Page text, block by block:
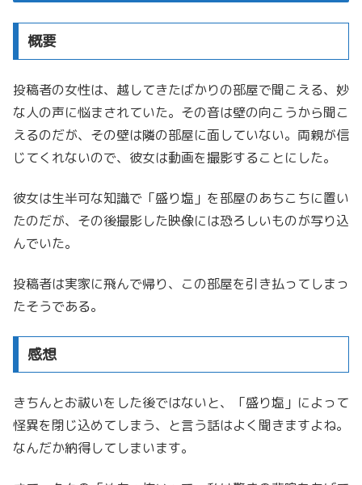
概要
投稿者の女性は、越してきたばかりの部屋で聞こえる、妙
な人の声に悩まされていた。その音は壁の向こうから聞こ
えるのだが、その壁は隣の部屋に面していない。両親が信
じてくれないので、彼女は動画を撮影することにした。
彼女は生半可な知識で「盛り塩」を部屋のあちこちに置い
たのだが、その後撮影した映像には恐ろしいものが写り込
んでいた。
投稿者は実家に飛んで帰り、この部屋を引き払ってしまっ
たそうである。
感想
きちんとお祓いをした後ではないと、「盛り塩」によって
怪異を閉じ込めてしまう、と言う話はよく聞きますよね。
なんだか納得してしまいます。